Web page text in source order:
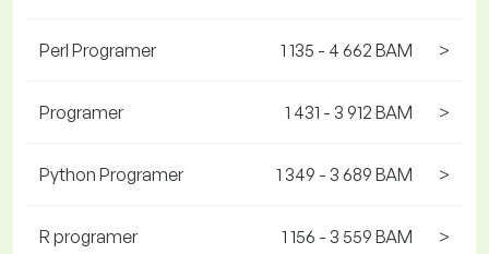
Perl Programer 1 135 - 4 662 BAM >
Programer 1 431 - 3 912 BAM >
Python Programer 1 349 - 3 689 BAM >
R programer 1 156 - 3 559 BAM >